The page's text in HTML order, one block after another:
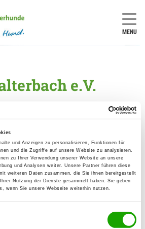
und Anzeigen zu personalisieren, Funktionen für
und die Zugriffe auf unsere Website zu analysieren.
zu Ihrer Verwendung unserer Website an unsere
und Analysen weiter. Unsere Partner führen diese
weiteren Daten zusammen, die Sie ihnen bereitgestellt
Nutzung der Dienste gesammelt haben. Sie geben
wenn Sie unsere Webseite weiterhin nutzen.
MENU
e.V.
Nummer:
13
zur Ortsgruppe
e.V.
6